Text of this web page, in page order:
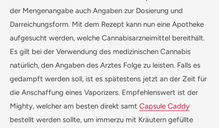
der Mengenangabe auch Angaben zur Dosierung und
Darreichungsform. Mit dem Rezept kann nun eine Apotheke
aufgesucht werden, welche Cannabisarzneimittel bereithält.
Es gilt bei der Verwendung des medizinischen Cannabis
natürlich, den Angaben des Arztes Folge zu leisten. Falls es
gedampft werden soll, ist es spätestens jetzt an der Zeit für
die Anschaffung eines Vaporizers. Empfehlenswert ist der
Mighty, welcher am besten direkt samt Capsule Caddy
bestellt werden sollte, um immerzu mit Kräutern gefüllte